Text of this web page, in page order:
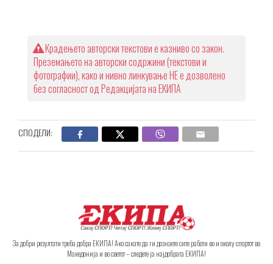
Крадењето авторски текстови е казниво со закон.
Преземањето на авторски содржини (текстови и
фотографии), како и нивно линкување НЕ е дозволено
без согласност од Редакцијата на ЕКИПА
СПОДЕЛИ:
За добри резултати треба добра ЕКИПА! Ако сакате да ги дознаете сите работи во и околу спортот во
Македонија и во светот – следете ја најдобрата ЕКИПА!